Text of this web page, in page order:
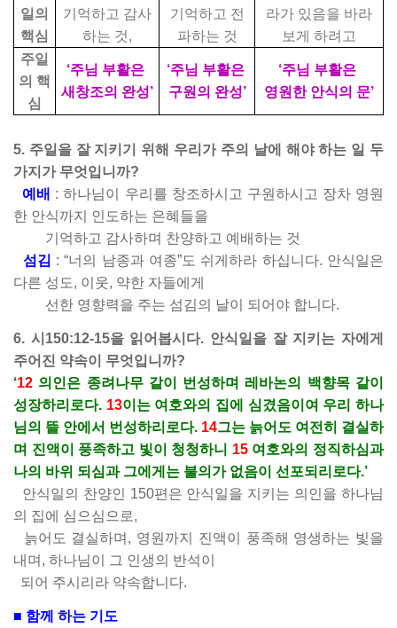
일의
핵심
기억하고 감사
하는 것,
기억하고 전
파하는 것
라가 있음을 바라
보게 하려고
주일
의 핵
심
‘주님 부활은
새창조의 완성’
‘주님 부활은
구원의 완성’
‘주님 부활은
영원한 안식의 문’
5. 주일을 잘 지키기 위해 우리가 주의 날에 해야 하는 일 두
가지가 무엇입니까?
예배 : 하나님이 우리를 창조하시고 구원하시고 장차 영원
한 안식까지 인도하는 은혜들을
기억하고 감사하며 찬양하고 예배하는 것
섬김 : “너의 남종과 여종”도 쉬게하라 하십니다. 안식일은
다른 성도, 이웃, 약한 자들에게
선한 영향력을 주는 섬김의 날이 되어야 합니다.
6. 시150:12-15을 읽어봅시다. 안식일을 잘 지키는 자에게
주어진 약속이 무엇입니까?
‘12 의인은 종려나무 같이 번성하며 레바논의 백향목 같이
성장하리로다. 13이는 여호와의 집에 심겼음이여 우리 하나
님의 뜰 안에서 번성하리로다. 14그는 늙어도 여전히 결실하
며 진액이 풍족하고 빛이 청청하니 15여호와의 정직하심과
나의 바위 되심과 그에게는 불의가 없음이 선포되리로다.’
안식일의 찬양인 150편은 안식일을 지키는 의인을 하나님
의 집에 심으심으로,
늙어도 결실하며, 영원까지 진액이 풍족해 영생하는 빛을
내며, 하나님이 그 인생의 반석이
되어 주시리라 약속합니다.
■ 함께 하는 기도